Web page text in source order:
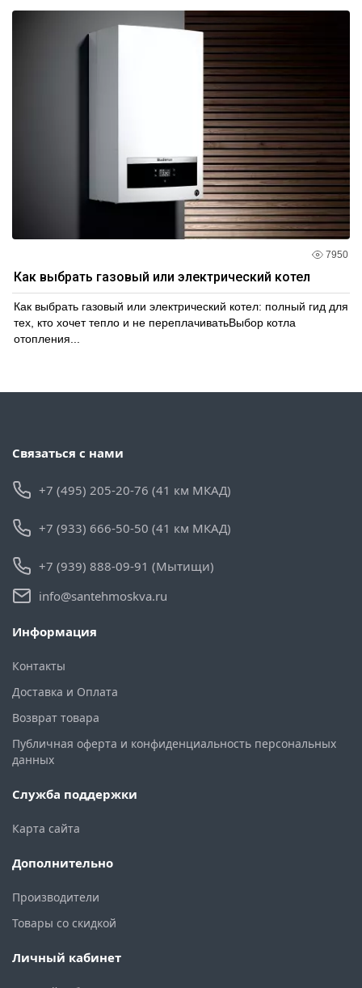
7950
Как выбрать газовый или электрический котел
Как выбрать газовый или электрический котел: полный гид для
тех, кто хочет тепло и не переплачиватьВыбор котла
отопления...
Связаться с нами
+7 (495) 205-20-76 (41 км МКАД)
+7 (933) 666-50-50 (41 км МКАД)
+7 (939) 888-09-91 (Мытищи)
info@santehmoskva.ru
Информация
Контакты
Доставка и Оплата
Возврат товара
Публичная оферта и конфиденциальность персональных
данных
Служба поддержки
Карта сайта
Дополнительно
Производители
Товары со скидкой
Личный кабинет